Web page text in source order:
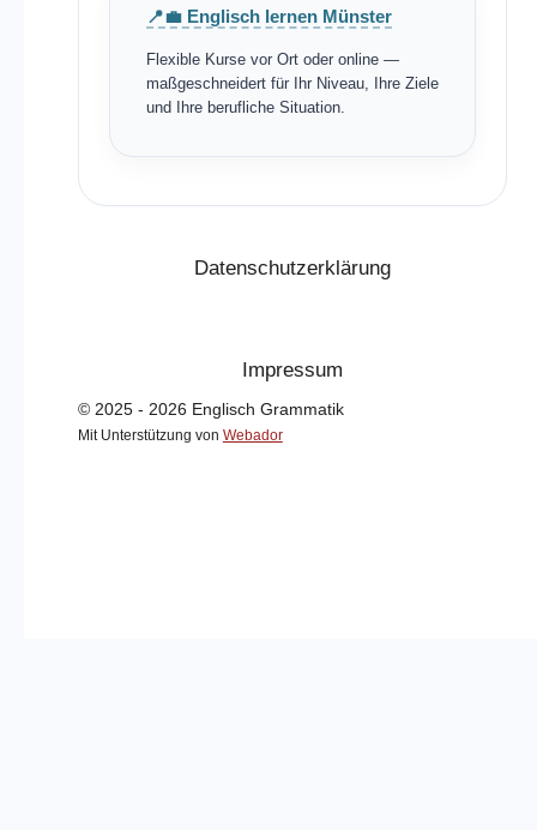
📍💼 Englisch lernen Münster
Flexible Kurse vor Ort oder online —
maßgeschneidert für Ihr Niveau, Ihre Ziele
und Ihre berufliche Situation.
Datenschutzerklärung
Impressum
© 2025 - 2026 Englisch Grammatik
Mit Unterstützung von Webador